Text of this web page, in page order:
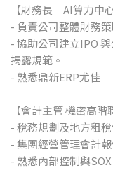
【財務長｜AI算力中
- 負責公司整體財務
- 協助公司建立IPO
揭露規範。
- 熟悉鼎新ERP尤佳
【會計主管 機密高
- 稅務規劃及地方租
- 集團經營管理會計
- 熟悉內部控制與